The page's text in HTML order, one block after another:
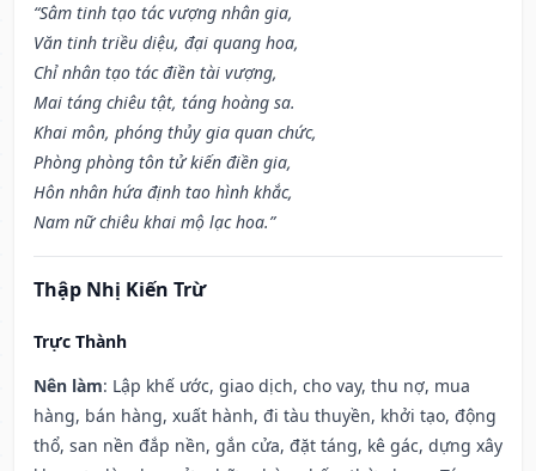
“Sâm tinh tạo tác vượng nhân gia,
Văn tinh triều diệu, đại quang hoa,
Chỉ nhân tạo tác điền tài vượng,
Mai táng chiêu tật, táng hoàng sa.
Khai môn, phóng thủy gia quan chức,
Phòng phòng tôn tử kiến điền gia,
Hôn nhân hứa định tao hình khắc,
Nam nữ chiêu khai mộ lạc hoa.”
Thập Nhị Kiến Trừ
Trực Thành
Nên làm: Lập khế ước, giao dịch, cho vay, thu nợ, mua
hàng, bán hàng, xuất hành, đi tàu thuyền, khởi tạo, động
thổ, san nền đắp nền, gắn cửa, đặt táng, kê gác, dựng xây